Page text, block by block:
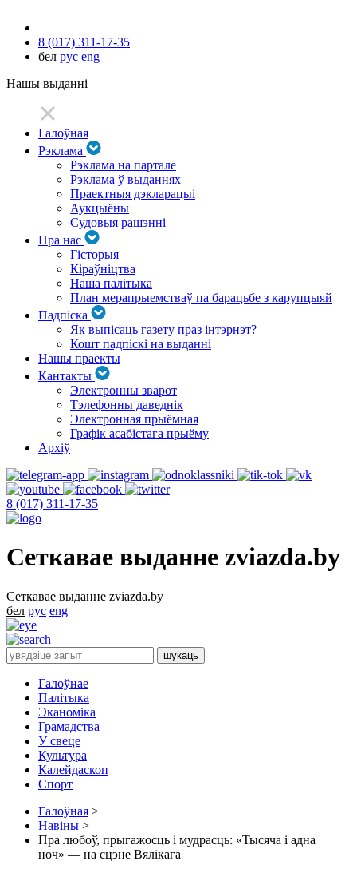
8 (017) 311-17-35
бел рус eng
Нашы выданні
Галоўная
Рэклама
Рэклама на партале
Рэклама ў выданнях
Праектныя дэкларацыі
Аукцыёны
Судовыя рашэнні
Пра нас
Гісторыя
Кіраўніцтва
Наша палітыка
План мерапрыемстваў па барацьбе з карупцыяй
Падпіска
Як выпісаць газету праз інтэрнэт?
Кошт падпіскі на выданні
Нашы праекты
Кантакты
Электронны зварот
Тэлефонны даведнік
Электронная прыёмная
Графік асабістага прыёму
Архіў
8 (017) 311-17-35
Сеткавае выданне zviazda.by
Сеткавае выданне zviazda.by
бел рус eng
Галоўнае
Палітыка
Эканоміка
Грамадства
У свеце
Культура
Калейдаскоп
Спорт
Галоўная >
Навіны >
Пра любоў, прыгажосць і мудрасць: «Тысяча і адна
ноч» — на сцэне Вялікага